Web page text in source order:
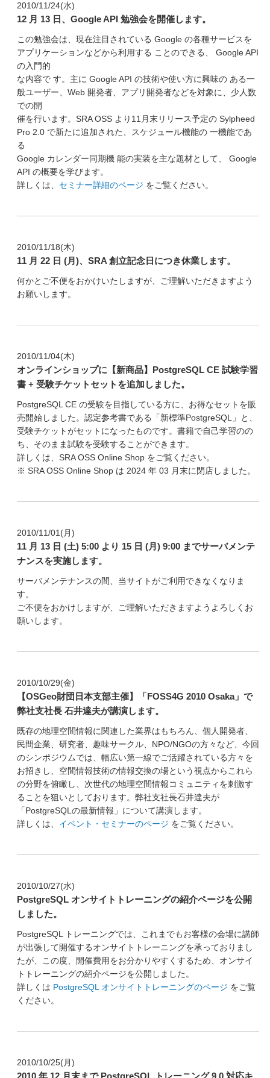
2010/11/24(水)
12 月 13 日、Google API 勉強会を開催します。
この勉強会は、現在注目されている Google の各種サービスを
アプリケーションなどから利用する ことのできる、 Google API
の入門的
な内容で す。主に Google API の技術や使い方に興味の ある一
般ユーザー、Web 開発者、アプリ開発者などを対象に、少人数
での開
催を行います。SRA OSS より11月末リリース予定の Sylpheed
Pro 2.0 で新たに追加された、スケジュール機能の 一機能であ
る
Google カレンダー同期機 能の実装を主な題材として、 Google
API の概要を学びます。
詳しくは、 セミナー詳細のページ をご覧ください。
2010/11/18(木)
11 月 22 日 (月)、SRA 創立記念日につき休業します。
何かとご不便をおかけいたしますが、ご理解いただきますよう
お願いします。
2010/11/04(木)
オンラインショップに【新商品】PostgreSQL CE 試験学習
書 + 受験チケットセットを追加しました。
PostgreSQL CE の受験を目指している方に、お得なセットを販
売開始しました。認定参考書である「新標準PostgreSQL」と、
受験チケットがセットになったものです。書籍で自己学習のの
ち、そのまま試験を受験することができます。
詳しくは、SRA OSS Online Shop をご覧ください。
※ SRA OSS Online Shop は 2024 年 03 月末に閉店しました。
2010/11/01(月)
11 月 13 日 (土) 5:00 より 15 日 (月) 9:00 までサーバメンテ
ナンスを実施します。
サーバメンテナンスの間、当サイトがご利用できなくなりま
す。
ご不便をおかけしますが、ご理解いただきますようよろしくお
願いします。
2010/10/29(金)
【OSGeo財団日本支部主催】「FOSS4G 2010 Osaka」で
弊社支社長 石井達夫が講演します。
既存の地理空間情報に関連した業界はもちろん、個人開発者、
民間企業、研究者、趣味サークル、NPO/NGOの方々など、今回
のシンポジウムでは、幅広い第一線でご活躍されている方々を
お招きし、空間情報技術の情報交換の場という視点からこれら
の分野を俯瞰し、次世代の地理空間情報コミュニティを刺激す
ることを狙いとしております。弊社支社長石井達夫が
「PostgreSQLの最新情報」について講演します。
詳しくは、 イベント・セミナーのページ をご覧ください。
2010/10/27(水)
PostgreSQL オンサイトトレーニングの紹介ページを公開
しました。
PostgreSQL トレーニングでは、これまでもお客様の会場に講師
が出張して開催するオンサイトトレーニングを承っておりまし
たが、この度、開催費用をお分かりやすくするため、オンサイ
トトレーニングの紹介ページを公開しました。
詳しくは PostgreSQL オンサイトトレーニングのページ をご覧
ください。
2010/10/25(月)
2010 年 12 月末まで PostgreSQL トレーニング 9.0 対応キ